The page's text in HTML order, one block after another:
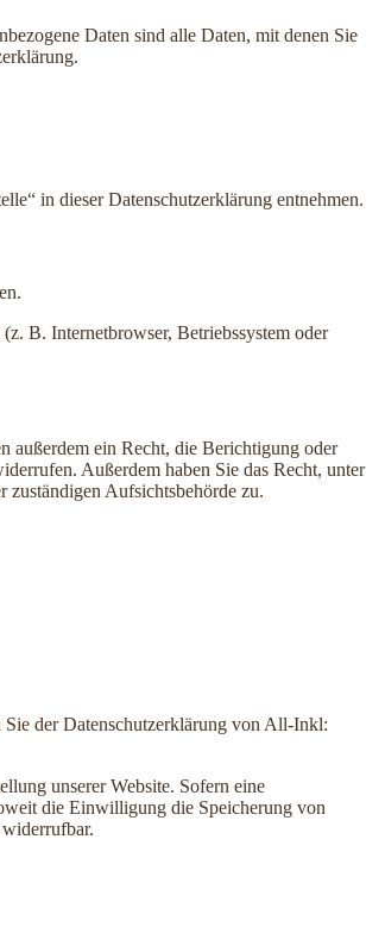
Daten sind alle Daten, mit denen Sie
in dieser Datenschutzerklärung entnehmen.
B. Internetbrowser, Betriebssystem oder
außerdem ein Recht, die Berichtigung oder
Außerdem haben Sie das Recht, unter
zuständigen Aufsichtsbehörde zu.
der Datenschutzerklärung von All-Inkl:
unserer Website. Sofern eine
die Einwilligung die Speicherung von